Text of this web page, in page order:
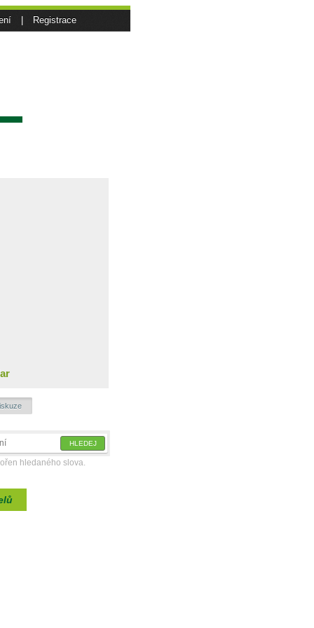
Registrace
hledaného slova.